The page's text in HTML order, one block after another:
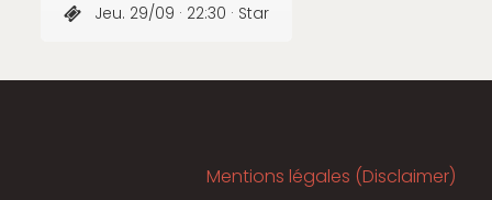
Jeu. 29/09 · 22:30 · Star
Mentions légales (Disclaimer)